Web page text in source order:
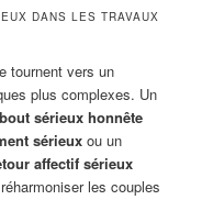
DANS LES TRAVAUX
tournent vers un
plus complexes. Un
sérieux honnête
sérieux ou un
affectif sérieux
les couples